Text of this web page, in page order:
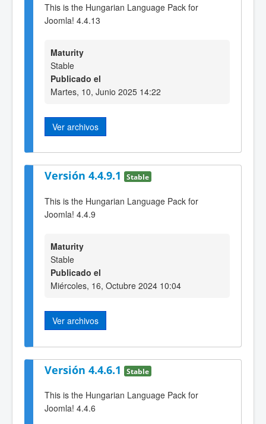
This is the Hungarian Language Pack for
Joomla! 4.4.13
Maturity
Stable
Publicado el
Martes, 10, Junio 2025 14:22
Ver archivos
Versión 4.4.9.1 Stable
This is the Hungarian Language Pack for
Joomla! 4.4.9
Maturity
Stable
Publicado el
Miércoles, 16, Octubre 2024 10:04
Ver archivos
Versión 4.4.6.1 Stable
This is the Hungarian Language Pack for
Joomla! 4.4.6